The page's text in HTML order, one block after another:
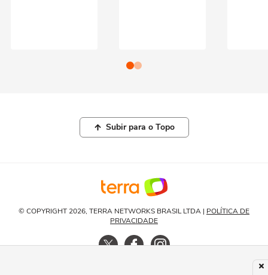
Subir para o Topo
© COPYRIGHT 2026, TERRA NETWORKS BRASIL LTDA | POLÍTICA DE
PRIVACIDADE